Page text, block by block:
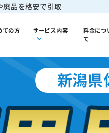
廃品を格安で引取
ての方 サービス内容
料金につ
て
新潟県